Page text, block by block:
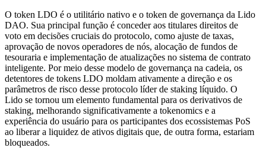
O token LDO é o utilitário nativo e o token de governança da Lido
DAO. Sua principal função é conceder aos titulares direitos de
voto em decisões cruciais do protocolo, como ajuste de taxas,
aprovação de novos operadores de nós, alocação de fundos de
tesouraria e implementação de atualizações no sistema de contrato
inteligente. Por meio desse modelo de governança na cadeia, os
detentores de tokens LDO moldam ativamente a direção e os
parâmetros de risco desse protocolo líder de staking líquido. O
Lido se tornou um elemento fundamental para os derivativos de
staking, melhorando significativamente a tokenomics e a
experiência do usuário para os participantes dos ecossistemas PoS
ao liberar a liquidez de ativos digitais que, de outra forma, estariam
bloqueados.